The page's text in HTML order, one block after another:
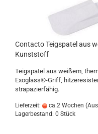
Contacto Teigspatel aus
Kunststoff
Teigspatel aus weißem,
Exoglass®-Griff,
strapazierfähig.
Lieferzeit: ca.2 Wochen
Lagerbestand: 0 Stück